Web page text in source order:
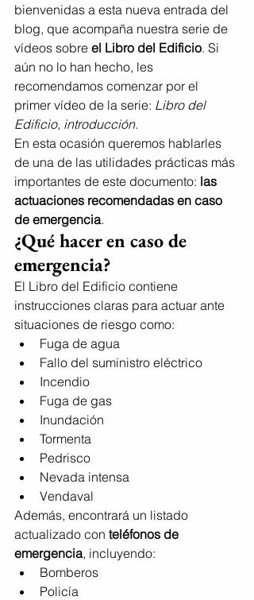
bienvenidas a esta nueva entrada del
blog, que acompaña nuestra serie de
vídeos sobre el Libro del Edificio. Si
aún no lo han hecho, les
recomendamos comenzar por el
primer vídeo de la serie: Libro del
Edificio, introducción.
En esta ocasión queremos hablarles
de una de las utilidades prácticas más
importantes de este documento: las
actuaciones recomendadas en caso
de emergencia.
¿Qué hacer en caso de
emergencia?
El Libro del Edificio contiene
instrucciones claras para actuar ante
situaciones de riesgo como:
Fuga de agua
Fallo del suministro eléctrico
Incendio
Fuga de gas
Inundación
Tormenta
Pedrisco
Nevada intensa
Vendaval
Además, encontrará un listado
actualizado con teléfonos de
emergencia, incluyendo:
Bomberos
Policía